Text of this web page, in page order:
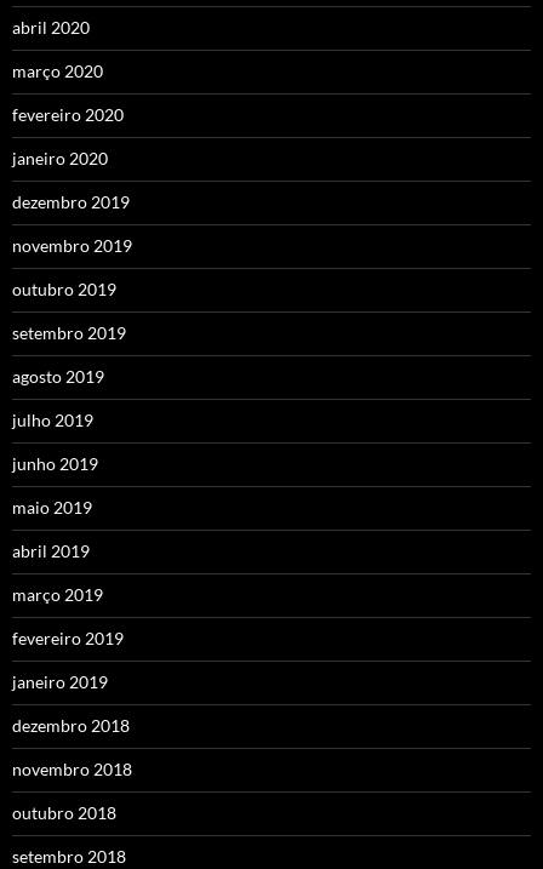
abril 2020
março 2020
fevereiro 2020
janeiro 2020
dezembro 2019
novembro 2019
outubro 2019
setembro 2019
agosto 2019
julho 2019
junho 2019
maio 2019
abril 2019
março 2019
fevereiro 2019
janeiro 2019
dezembro 2018
novembro 2018
outubro 2018
setembro 2018